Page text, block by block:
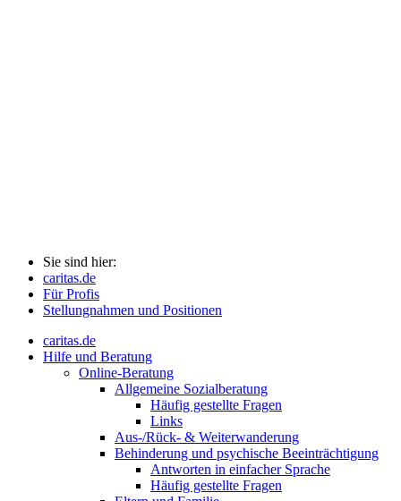
Sie sind hier:
caritas.de
Für Profis
Stellungnahmen und Positionen
caritas.de
Hilfe und Beratung
Online-Beratung
Allgemeine Sozialberatung
Häufig gestellte Fragen
Links
Aus-/Rück- & Weiterwanderung
Behinderung und psychische Beeinträchtigung
Antworten in einfacher Sprache
Häufig gestellte Fragen